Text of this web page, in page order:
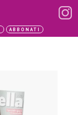
ABBONATI